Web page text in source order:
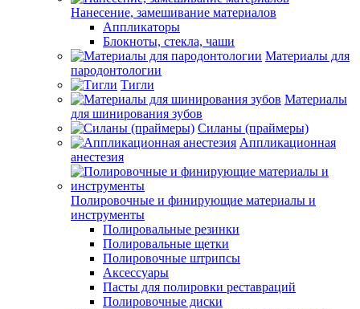
Нанесение, замешивание материалов
Аппликаторы
Блокноты, стекла, чаши
Материалы для
пародонтологии
Тигли
Материалы
для шинирования зубов
Силаны (праймеры)
Аппликационная
анестезия
Полировочные и финирующие материалы и
инструменты
Полировальные резинки
Полировальные щетки
Полировочные штрипсы
Аксессуары
Пасты для полировки реставраций
Полировочные диски